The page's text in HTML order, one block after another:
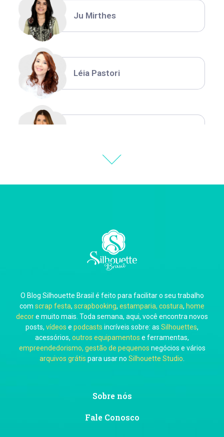
Ju Mirthes
Léia Pastori
Carla Eschberger
Carol Pessoa
Ju Mirthes
O Blog Silhouette Brasil é feito para facilitar o seu trabalho
com scrap festa, scrapbooking, estamparia, costura, home
decore muito mais. Toda semana, aqui, você encontra novos
posts, vídeos e podcasts incríveis sobre: as Silhouettes,
acessórios, outros equipamentos e ferramentas,
empreendedorismo, gestão de pequenos negócios e vários
arquivos grátis para usar no Silhouette Studio
Sobre nós
Fale Conosco